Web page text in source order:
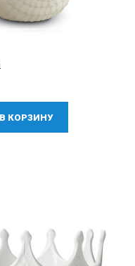
В КОРЗИНУ